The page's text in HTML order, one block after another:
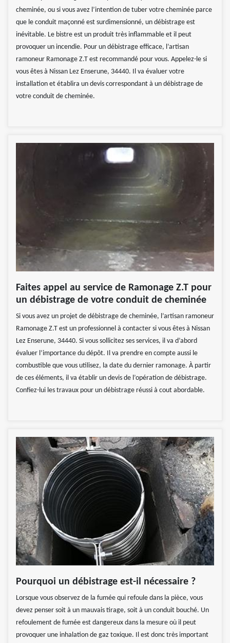
cheminée, ou si vous avez l’intention de tuber votre cheminée parce
que le conduit maçonné est surdimensionné, un débistrage est
inévitable. Le bistre est un produit très inflammable et il peut
provoquer un incendie. Pour un débistrage efficace, l’artisan
ramoneur Ramonage Z.T est recommandé pour vous. Appelez-le si
vous êtes à Nissan Lez Enserune, 34440. Il va évaluer votre
installation et établira un devis correspondant à un débistrage de
votre conduit de cheminée.
Faites appel au service de Ramonage Z.T pour
un débistrage de votre conduit de cheminée
Si vous avez un projet de débistrage de cheminée, l’artisan ramoneur
Ramonage Z.T est un professionnel à contacter si vous êtes à Nissan
Lez Enserune, 34440. Si vous sollicitez ses services, il va d’abord
évaluer l’importance du dépôt. Il va prendre en compte aussi le
combustible que vous utilisez, la date du dernier ramonage. À partir
de ces éléments, il va établir un devis de l’opération de débistrage.
Confiez-lui les travaux pour un débistrage réussi à cout abordable.
Pourquoi un débistrage est-il nécessaire ?
Lorsque vous observez de la fumée qui refoule dans la pièce, vous
devez penser soit à un mauvais tirage, soit à un conduit bouché. Un
refoulement de fumée est dangereux dans la mesure où il peut
provoquer une inhalation de gaz toxique. Il est donc très important